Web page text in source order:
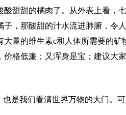
甜甜的橘肉了。从外表上看，
，那酸甜的汁水流进肺腑，令
量的维生素c和人体所需要的
格低廉；又浑身是宝；建议大家
是我们看清世界万物的大门。